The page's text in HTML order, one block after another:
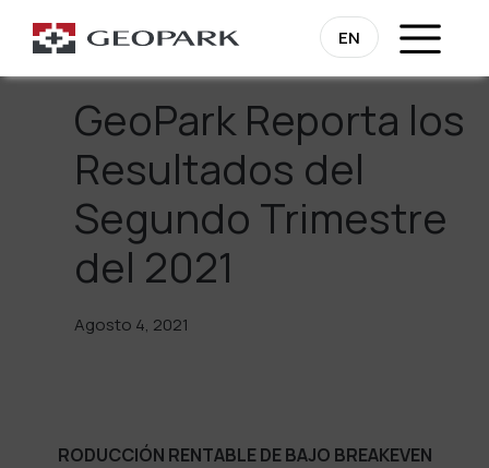
EN
Regresa
GeoPark Reporta los
Resultados del
Segundo Trimestre
del 2021
Agosto 4, 2021
RODUCCIÓN RENTABLE DE BAJO BREAKEVEN